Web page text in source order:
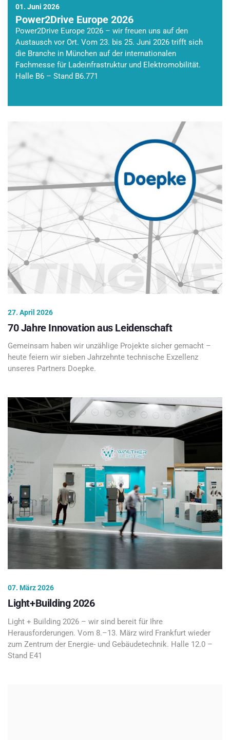
01. Juni 2026
Power2Drive Europe 2026
Power2Drive Europe 2026 – wir freuen uns auf den
Austausch vor Ort. Vom 23. bis 25. Juni 2026 trifft sich
die Branche in München auf der internationalen
Fachmesse für Ladeinfrastruktur und Elektromobilität.
Halle B6 – Stand B6.771
27. April 2026
70 Jahre Innovation aus Leidenschaft
Gemeinsam haben wir unzählige Projekte sicher gemacht –
heute feiern wir sieben Jahrzehnte technische Exzellenz
unseres Partners Doepke.
07. März 2026
Light+Building 2026
Light + Building 2026 – wir sind bereit für Ihre
Herausforderungen. Vom 8.–13. März wird Frankfurt wieder
zum Zentrum der Energie- und Gebäudetechnik. Halle 12.0 –
Stand E41